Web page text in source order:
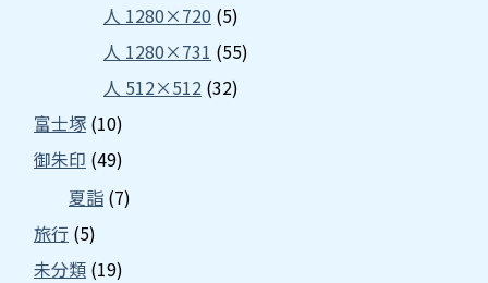
人 1280×720 (5)
人 1280×731 (55)
人 512×512 (32)
富士塚 (10)
御朱印 (49)
夏詣 (7)
旅行 (5)
未分類 (19)